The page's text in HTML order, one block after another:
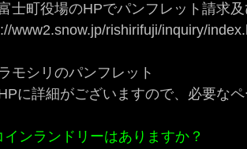
士町役場のHPでパンフレット請求
www2.snow.jp/rishirifuji/inquiry/
モシリのパンフレット
に詳細がございますので、必要な
インランドリーはありますか？